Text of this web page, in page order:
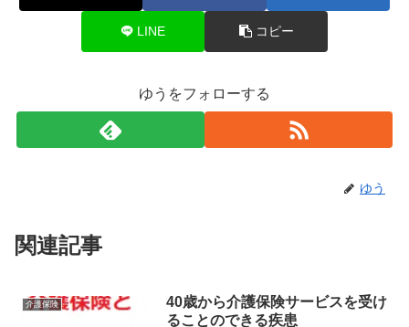
LINE コピー
ゆうをフォローする
ゆう
関連記事
介護保険
40歳から介護保険サービスを受け
ることのできる疾患